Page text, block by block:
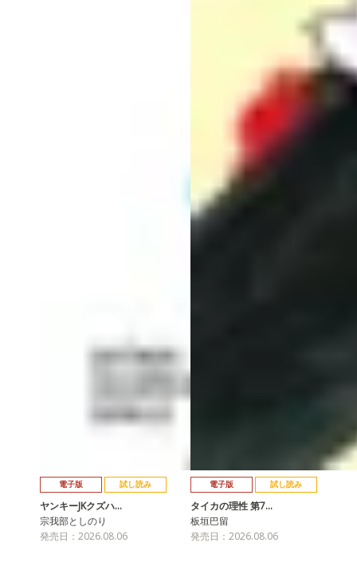
電子版 試し読み
ヤンキーJKクズハ…
宗我部としのり
発売日：2026.08.06
電子版 試し読み
タイカの理性 第7…
板垣巴留
発売日：2026.08.06